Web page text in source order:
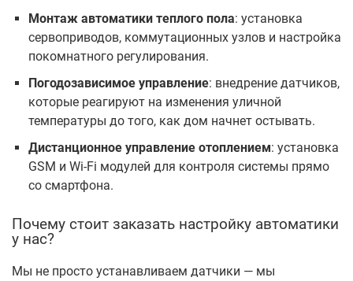
Монтаж автоматики теплого пола: установка
сервоприводов, коммутационных узлов и настройка
покомнатного регулирования.
Погодозависимое управление: внедрение датчиков,
которые реагируют на изменения уличной
температуры до того, как дом начнет остывать.
Дистанционное управление отоплением: установка
GSM и Wi-Fi модулей для контроля системы прямо
со смартфона.
Почему стоит заказать настройку автоматики
у нас?
Мы не просто устанавливаем датчики — мы